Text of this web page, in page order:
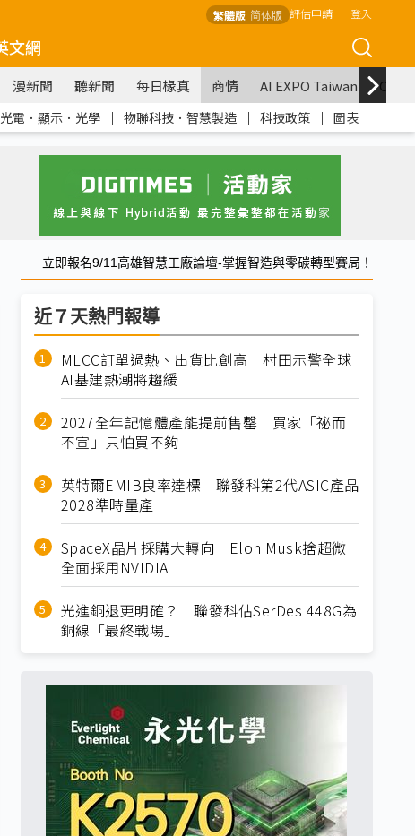
繁體版 简体版 評估申請 登入
文網
漫新聞 聽新聞 每日椽真 商情 AI EXPO Taiwan
光電．顯示．光學 ｜ 物聯科技．智慧製造 ｜ 科技政策 ｜ 圖表
立即報名9/11高雄智慧工廠論壇-掌握智造與零碳轉型賽局！
近７天熱門報導
MLCC訂單過熱、出貨比創高 村田示警全球
AI基建熱潮將趨緩
2027全年記憶體產能提前售罄 買家「祕而
不宣」只怕買不夠
英特爾EMIB良率達標 聯發科第2代ASIC產品
2028準時量產
SpaceX晶片採購大轉向 Elon Musk捨超微
全面採用NVIDIA
光進銅退更明確？ 聯發科估SerDes 448G為
銅線「最終戰場」